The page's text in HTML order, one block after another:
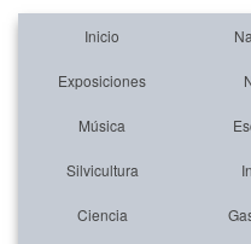
Inicio
Exposiciones
Música
Silvicultura
Ciencia